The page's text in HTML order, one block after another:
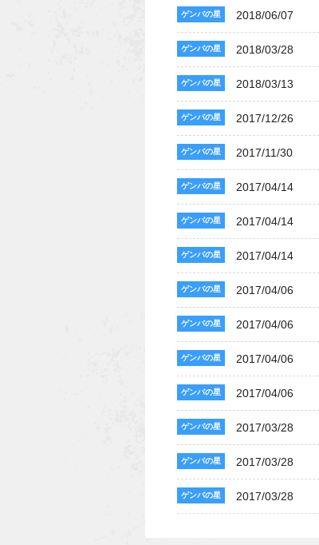
2018/06/07
ゲンバの星
2018/03/28
ゲンバの星
2018/03/13
ゲンバの星
2017/12/26
ゲンバの星
2017/11/30
ゲンバの星
2017/04/14
ゲンバの星
2017/04/14
ゲンバの星
2017/04/14
ゲンバの星
2017/04/06
ゲンバの星
2017/04/06
ゲンバの星
2017/04/06
ゲンバの星
2017/04/06
ゲンバの星
2017/03/28
ゲンバの星
2017/03/28
ゲンバの星
2017/03/28
ゲンバの星